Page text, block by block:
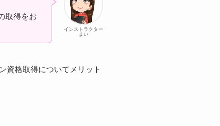
インストラクター
まい
取得をお
資格取得についてメリット